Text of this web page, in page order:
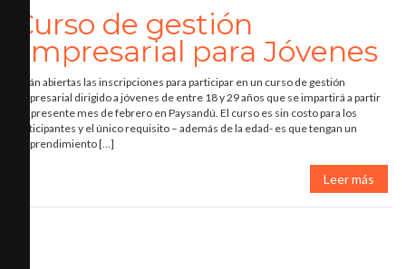
Curso de gestión
empresarial para Jóvenes
Están abiertas las inscripciones para participar en un curso de gestión
empresarial dirigido a jóvenes de entre 18 y 29 años que se impartirá a partir
del presente mes de febrero en Paysandú. El curso es sin costo para los
participantes y el único requisito – además de la edad- es que tengan un
emprendimiento […]
Leer más